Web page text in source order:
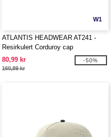
W1
ATLANTIS HEADWEAR AT241 -
Resirkulert Corduroy cap
80,99 kr
160,89 kr
-50%